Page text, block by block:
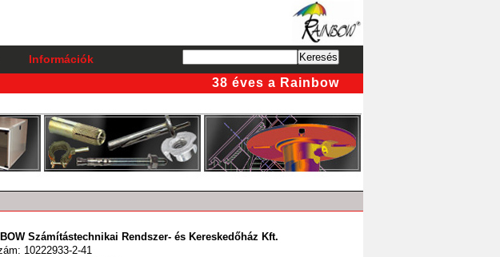
Információk
38 éves a Rainbow
Számítástechnikai Rendszer- és Kereskedőház Kft.
10222933-2-41